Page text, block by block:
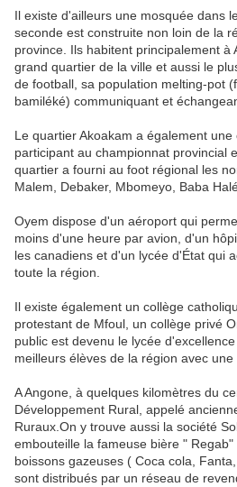
Il existe d'ailleurs une mosquée dans
seconde est construite non loin de la
province. Ils habitent principalement à
grand quartier de la ville et aussi le
de football, sa population melting-pot
bamiléké) communiquant et
Le quartier Akoakam a également
participant au championnat provincial
quartier a fourni au foot régional les
Malem, Debaker, Mbomeyo, Baba
Oyem dispose d'un aéroport qui
moins d'une heure par avion, d'un
les canadiens et d'un lycée d'État qui
toute la région.
Il existe également un collège
protestant de Mfoul, un collège privé
public est devenu le lycée
meilleurs élèves de la région avec une
A Angone, à quelques kilomètres du
Développement Rural, appelé
Ruraux.On y trouve aussi la société
embouteille la fameuse bière "
boissons gazeuses ( Coca cola,
sont distribués par un réseau de